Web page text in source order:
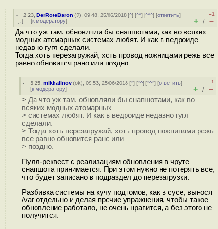
2.23 ,DerRoteBaron (?), 09:48, 25/06/2018 [^] [^^] [^^^] [ответить]
[↓] [к модератору]
–1
+ / –
Да что уж там. обновляли бы снапшотами, как во всяких
модных атомарных системах любят. И как в ведроиде
недавно гугл сделали.
Тогда хоть перезагружай, хоть провод ножницами режь все
равно обновится рано или поздно.
3.25 ,mikhailnov (ok), 09:53, 25/06/2018 [^] [^^] [^^^] [ответить]
[к модератору]
–1
+ / –
> Да что уж там. обновляли бы снапшотами, как во
всяких модных атомарных
> системах любят. И как в ведроиде недавно гугл
сделали.
> Тогда хоть перезагружай, хоть провод ножницами режь
все равно обновится рано или
> поздно.
Пулл-реквест с реализациям обновления в чруте
снапшота принимается. При этом нужно не потерять все,
что будет записано в подраздел до перезагрузки.
Разбивка системы на кучу подтомов, как в сусе, вынося
/var отдельно и делая прочие упражнения, чтобы такое
обновление работало, не очень нравится, а без этого не
получится.